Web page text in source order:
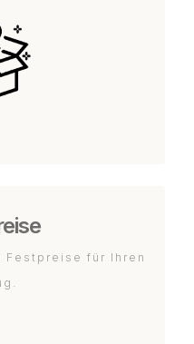
Festpreise für Ihren